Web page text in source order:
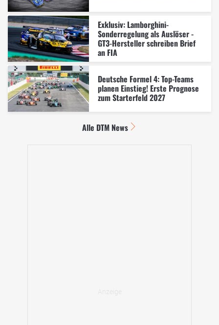
Exklusiv: Lamborghini-
Sonderregelung als Auslöser -
GT3-Hersteller schreiben Brief
an FIA
Deutsche Formel 4: Top-Teams
planen Einstieg! Erste Prognose
zum Starterfeld 2027
Alle DTM News